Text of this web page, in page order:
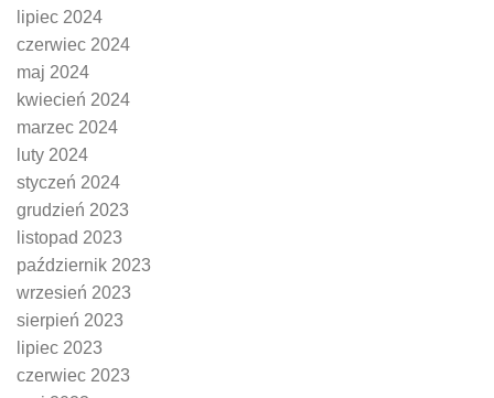
lipiec 2024
czerwiec 2024
maj 2024
kwiecień 2024
marzec 2024
luty 2024
styczeń 2024
grudzień 2023
listopad 2023
październik 2023
wrzesień 2023
sierpień 2023
lipiec 2023
czerwiec 2023